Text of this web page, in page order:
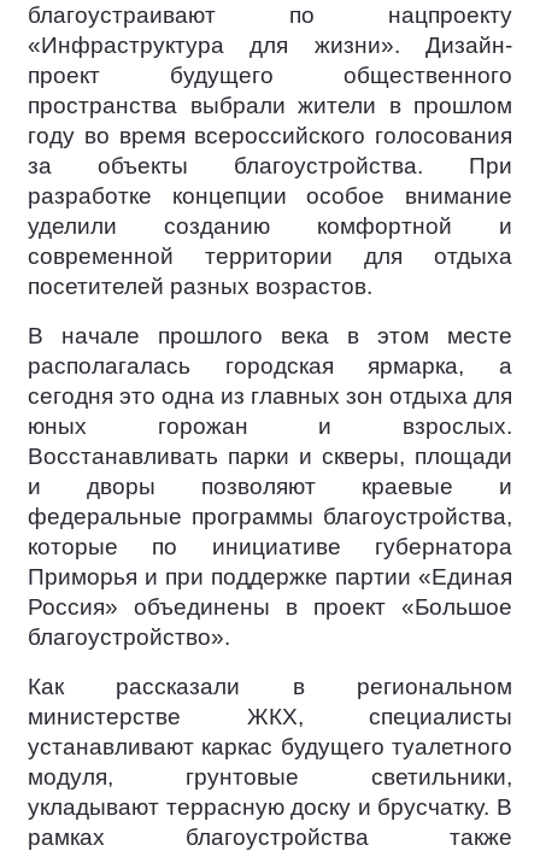
благоустраивают по нацпроекту
«Инфраструктура для жизни». Дизайн-
проект будущего общественного
пространства выбрали жители в прошлом
году во время всероссийского голосования
за объекты благоустройства. При
разработке концепции особое внимание
уделили созданию комфортной и
современной территории для отдыха
посетителей разных возрастов.
В начале прошлого века в этом месте
располагалась городская ярмарка, а
сегодня это одна из главных зон отдыха для
юных горожан и взрослых.
Восстанавливать парки и скверы, площади
и дворы позволяют краевые и
федеральные программы благоустройства,
которые по инициативе губернатора
Приморья и при поддержке партии «Единая
Россия» объединены в проект «Большое
благоустройство».
Как рассказали в региональном
министерстве ЖКХ, специалисты
устанавливают каркас будущего туалетного
модуля, грунтовые светильники,
укладывают террасную доску и брусчатку. В
рамках благоустройства также